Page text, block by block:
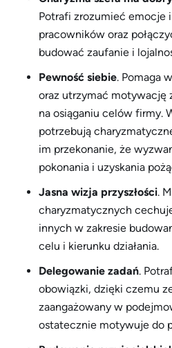
Potrafi zrozumieć emocje
pracowników oraz
budować zaufanie i
Pewność siebie. Pomaga
oraz utrzymać motywację
na osiąganiu celów firmy.
potrzebują
im przekonanie, że
pokonania i uzyskania
Jasna wizja przyszłości.
charyzmatycznych
innych w zakresie
celu i kierunku działania.
Delegowanie zadań.
obowiązki, dzięki czemu
zaangażowany w
ostatecznie motywuje do